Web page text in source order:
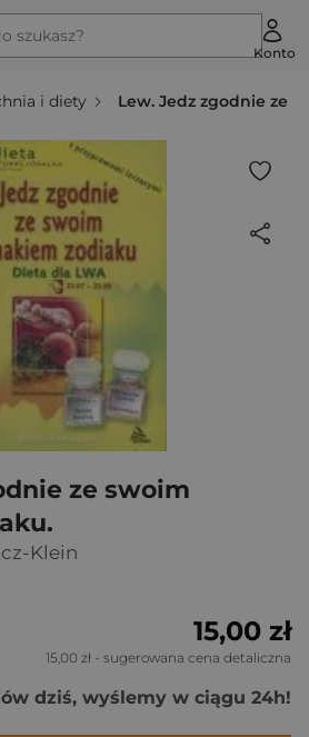
szukasz?
Konto
i diety Lew. Jedz zgodnie ze
ze swoim
Klein
15,00 zł
15,00 zł - sugerowana cena detaliczna
dziś, wyślemy w ciągu 24h!